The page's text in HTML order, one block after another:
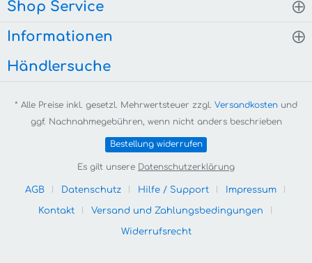
Shop Service
Informationen
Händlersuche
* Alle Preise inkl. gesetzl. Mehrwertsteuer zzgl. Versandkosten und
ggf. Nachnahmegebühren, wenn nicht anders beschrieben
Bestellung widerrufen
Es gilt unsere Datenschutzerklärung
AGB Datenschutz Hilfe / Support Impressum
Kontakt Versand und Zahlungsbedingungen
Widerrufsrecht